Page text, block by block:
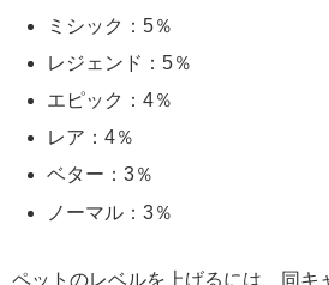
ミシック：5％
レジェンド：5％
エピック：4％
レア：4％
ベター：3％
ノーマル：3％
ペットのレベルを上げるには、同キ